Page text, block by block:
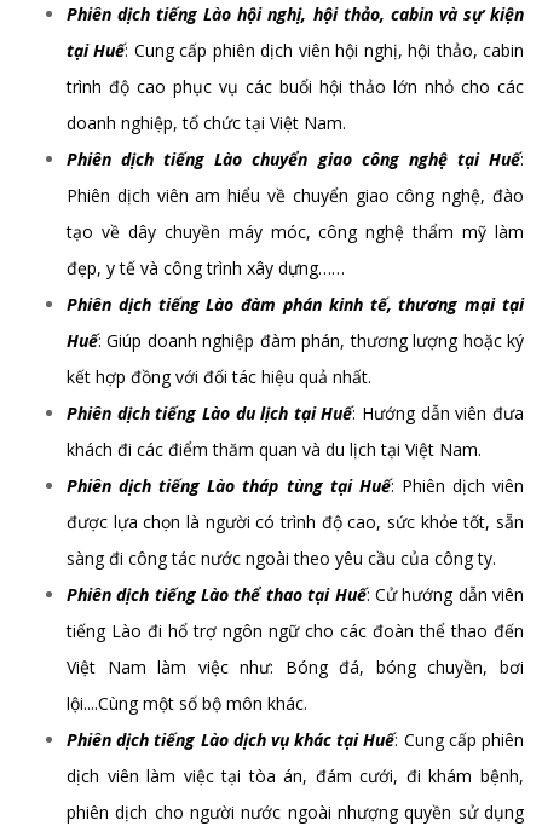
Phiên dịch tiếng Lào hội nghị, hội thảo, cabin và sự kiện
tại Huế: Cung cấp phiên dịch viên hội nghị, hội thảo, cabin
trình độ cao phục vụ các buổi hội thảo lớn nhỏ cho các
doanh nghiệp, tổ chức tại Việt Nam.
Phiên dịch tiếng Lào chuyển giao công nghệ tại Huế:
Phiên dịch viên am hiểu về chuyển giao công nghệ, đào
tạo về dây chuyền máy móc, công nghệ thẩm mỹ làm
đẹp, y tế và công trình xây dựng……
Phiên dịch tiếng Lào đàm phán kinh tế, thương mại tại
Huế: Giúp doanh nghiệp đàm phán, thương lượng hoặc ký
kết hợp đồng với đối tác hiệu quả nhất.
Phiên dịch tiếng Lào du lịch tại Huế: Hướng dẫn viên đưa
khách đi các điểm thăm quan và du lịch tại Việt Nam.
Phiên dịch tiếng Lào tháp tùng tại Huế: Phiên dịch viên
được lựa chọn là người có trình độ cao, sức khỏe tốt, sẵn
sàng đi công tác nước ngoài theo yêu cầu của công ty.
Phiên dịch tiếng Lào thể thao tại Huế: Cử hướng dẫn viên
tiếng Lào đi hổ trợ ngôn ngữ cho các đoàn thể thao đến
Việt Nam làm việc như: Bóng đá, bóng chuyền, bơi
lội....Cùng một số bộ môn khác.
Phiên dịch tiếng Lào dịch vụ khác tại Huế: Cung cấp phiên
dịch viên làm việc tại tòa án, đám cưới, đi khám bệnh,
phiên dịch cho người nước ngoài nhượng quyền sử dụng